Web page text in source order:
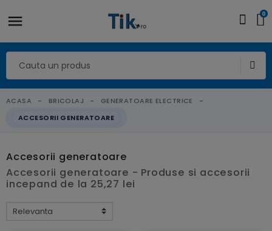
0
ACASA BRICOLAJ
GENERATOARE ELECTRICE
ACCESORII GENERATOARE
Accesorii generatoare
Accesorii generatoare - Produse si accesorii
incepand de la 25,27 lei